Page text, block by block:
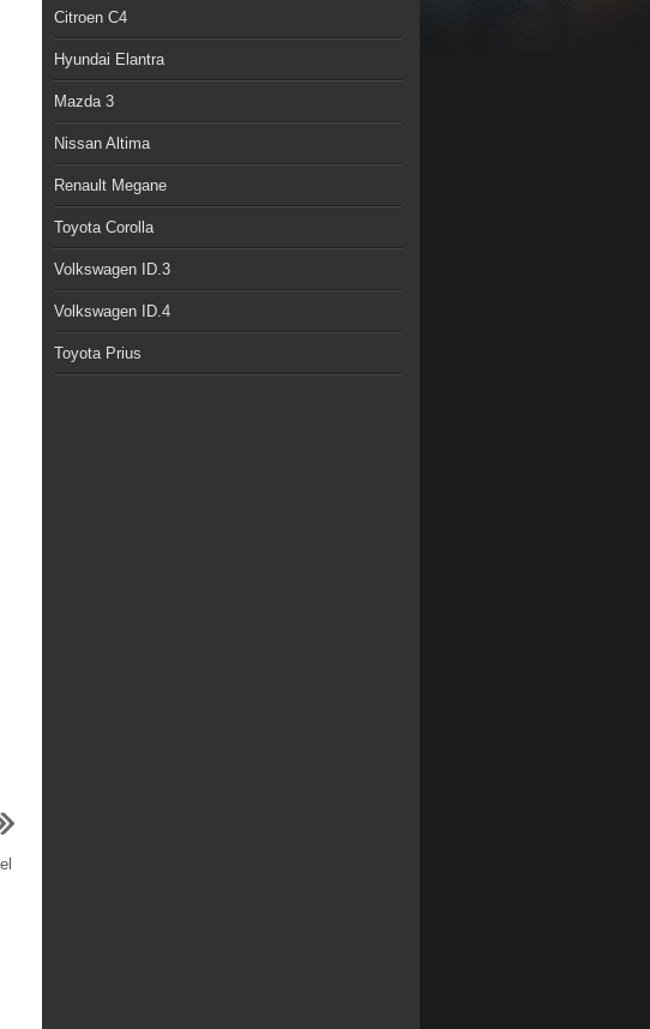
Citroen C4
Hyundai Elantra
Mazda 3
Nissan Altima
Renault Megane
Toyota Corolla
Volkswagen ID.3
Volkswagen ID.4
Toyota Prius